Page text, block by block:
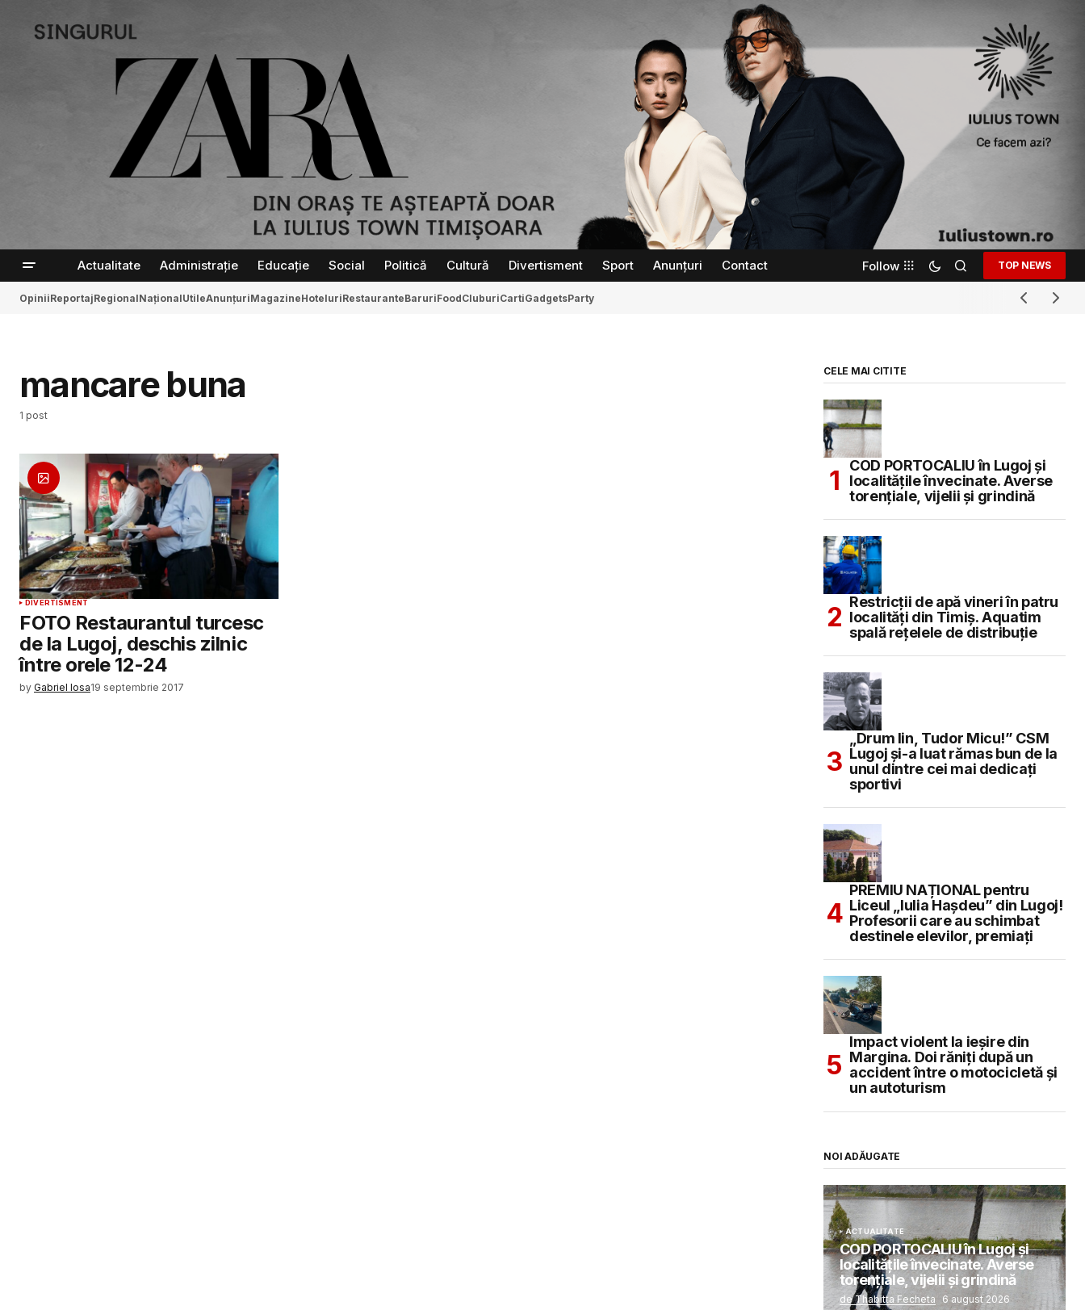
Actualitate Administrație Educație Social Politică Cultură Divertisment Sport Anunțuri Contact Follow TOP NEWS
OpiniiReportajRegionalNaționalUtileAnunțuriMagazineHoteluriRestauranteBaruriFoodCluburiCartiGadgetsParty
mancare buna
1 post
DIVERTISMENT
FOTO Restaurantul turcesc
de la Lugoj, deschis zilnic
între orele 12-24
by Gabriel Iosa19 septembrie 2017
CELE MAI CITITE
COD PORTOCALIU în Lugoj și
localitățile învecinate. Averse
torențiale, vijelii și grindină
Restricții de apă vineri în patru
localități din Timiș. Aquatim
spală rețelele de distribuție
„Drum lin, Tudor Micu!” CSM
Lugoj și-a luat rămas bun de la
unul dintre cei mai dedicați
sportivi
PREMIU NAȚIONAL pentru
Liceul „Iulia Hașdeu” din Lugoj!
Profesorii care au schimbat
destinele elevilor, premiați
Impact violent la ieșire din
Margina. Doi răniți după un
accident între o motocicletă și
un autoturism
NOI ADĂUGATE
ACTUALITATE
COD PORTOCALIU în Lugoj și
localitățile învecinate. Averse
torențiale, vijelii și grindină
de Thabitta Fecheta 6 august 2026